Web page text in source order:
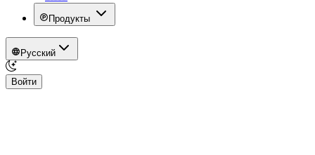
Продукты
Русский
Войти